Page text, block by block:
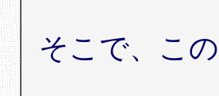
そこで、こ